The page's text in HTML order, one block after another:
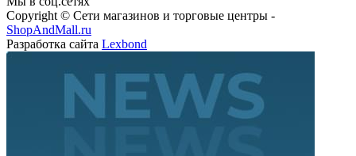
Copyright © Сети магазинов и торговые центры -
ShopAndMall.ru
Разработка сайта Lexbond